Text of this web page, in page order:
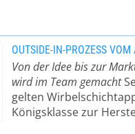
Fettsäuren (PUFA) ist
möglich wie die von
und anderen aktiven,
Substanzen, die es zu
Mit Glatt APPtec®,
Technologie zur
OUTSIDE-IN-PROZESS
Von der Idee bis zur
wird im Team gemacht
gelten
Königsklasse zur